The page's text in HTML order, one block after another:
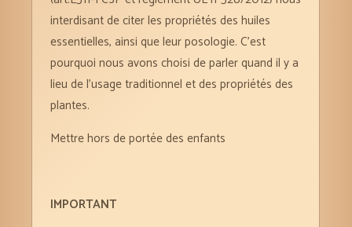
interdisant de citer les propriétés des huiles
essentielles, ainsi que leur posologie. C’est
pourquoi nous avons choisi de parler quand il y a
lieu de l’usage traditionnel et des propriétés des
plantes.
Mettre hors de portée des enfants
IMPORTANT